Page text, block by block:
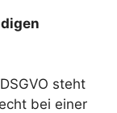
steht
bei einer